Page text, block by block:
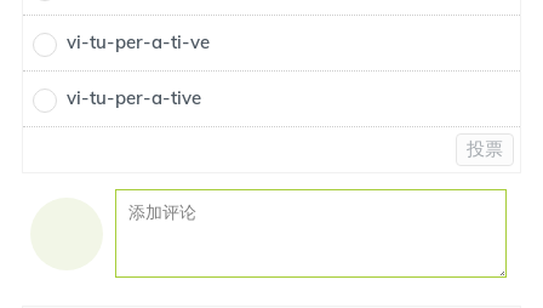
vi-tu-per-a-ti-ve
vi-tu-per-a-tive
投票